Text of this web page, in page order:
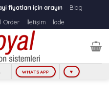
fiyatları için arayın
Blog
Order İletişim İade
WHATSAPP ♥